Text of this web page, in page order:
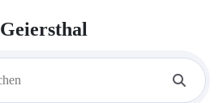
Geiersthal